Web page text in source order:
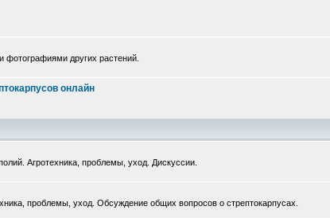
других растений.
онлайн
Агротехника, проблемы, уход. Дискуссии.
проблемы, уход. Обсуждение общих вопросов о стрептокарпусах.